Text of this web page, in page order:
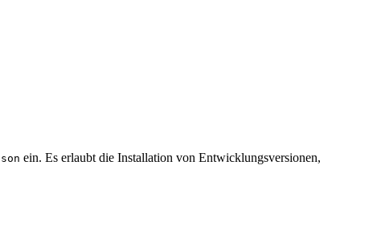
ein. Es erlaubt die Installation von Entwicklungsversionen,